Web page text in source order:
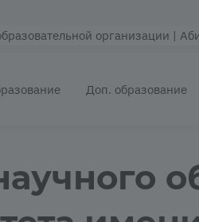
организации |
Доп. образование